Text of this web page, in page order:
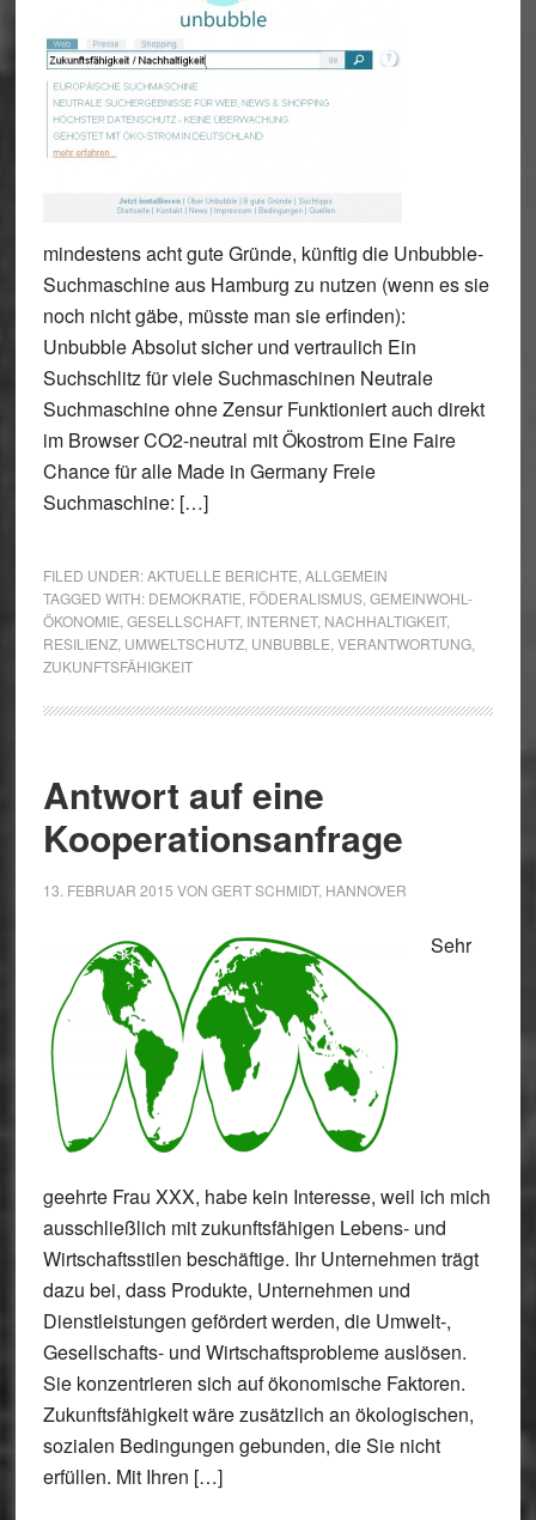
mindestens acht gute Gründe, künftig die Unbubble-
Suchmaschine aus Hamburg zu nutzen (wenn es sie
noch nicht gäbe, müsste man sie erfinden):
Unbubble Absolut sicher und vertraulich Ein
Suchschlitz für viele Suchmaschinen Neutrale
Suchmaschine ohne Zensur Funktioniert auch direkt
im Browser CO2-neutral mit Ökostrom Eine Faire
Chance für alle Made in Germany Freie
Suchmaschine: […]
FILED UNDER:AKTUELLE BERICHTE ALLGEMEIN
TAGGED WITH: DEMOKRATIE FÖDERALISMUS, GEMEINWOHL-
ÖKONOMIE GESELLSCHAFT, INTERNET, NACHHALTIGKEIT,
RESILIENZ, UMWELTSCHUTZ, UNBUBBLE VERANTWORTUNG,
ZUKUNFTSFÄHIGKEIT
Antwort auf eine
Kooperationsanfrage
13. FEBRUAR 2015 VON GERT SCHMIDT, HANNOVER
Sehr
geehrte Frau XXX, habe kein Interesse, weil ich mich
ausschließlich mit zukunftsfähigen Lebens- und
Wirtschaftsstilen beschäftige. Ihr Unternehmen trägt
dazu bei, dass Produkte, Unternehmen und
Dienstleistungen gefördert werden, die Umwelt-,
Gesellschafts- und Wirtschaftsprobleme auslösen.
Sie konzentrieren sich auf ökonomische Faktoren.
Zukunftsfähigkeit wäre zusätzlich an ökologischen,
sozialen Bedingungen gebunden, die Sie nicht
erfüllen. Mit Ihren […]